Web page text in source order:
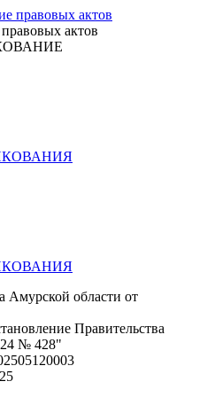
актов
Амурской области от
Правительства
№ 428"